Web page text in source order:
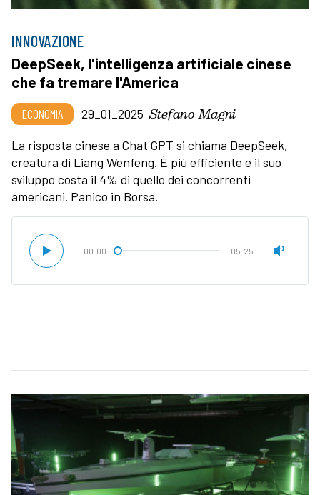
INNOVAZIONE
DeepSeek, l'intelligenza artificiale cinese
che fa tremare l'America
ECONOMIA 29_01_2025 Stefano Magni
La risposta cinese a Chat GPT si chiama DeepSeek,
creatura di Liang Wenfeng. È più efficiente e il suo
sviluppo costa il 4% di quello dei concorrenti
americani. Panico in Borsa.
00:00 05:25